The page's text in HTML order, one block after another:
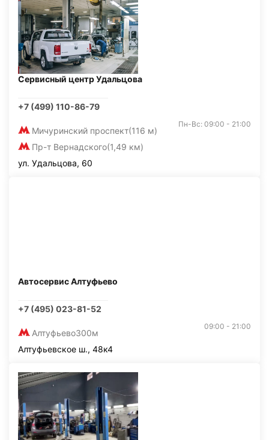
Сервисный центр Удальцова
+7 (499) 110-86-79
Мичуринский проспект(116 м)
Пр-т Вернадского(1,49 км)
Пн-Вс: 09:00 - 21:00
ул. Удальцова, 60
Автосервис Алтуфьево
+7 (495) 023-81-52
Алтуфьево300м
09:00 - 21:00
Алтуфьевское ш., 48к4